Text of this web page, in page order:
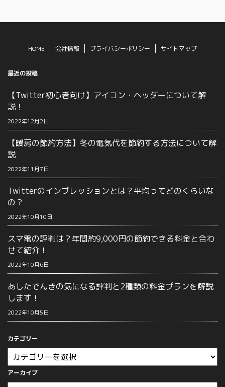
HOME 会社情報 プライバシーポリシー サイトマップ
最近の投稿
【Twitter初心者向け】アイコン・ヘッダーについて解
説！
2022年12月2日
【暖房の節約方法】冬の電気代を節約する方法について解
説
2022年11月7日
Twitterのインプレッションとは？平均ってどのくらいな
の？
2022年10月10日
スマ電の評判は？年間約9,000円の節約できる料金と合わ
せて紹介！
2022年10月6日
あしたでんきの気になる評判と2種類の料金プランを解説
します！
2022年10月5日
カテゴリー
アーカイブ